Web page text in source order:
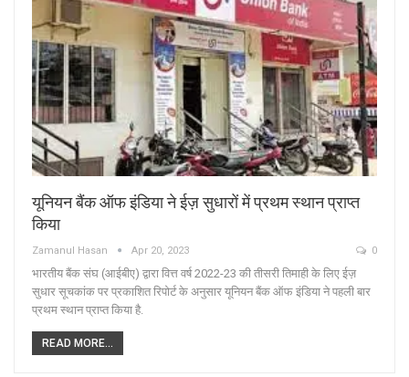
यूनियन बैंक ऑफ इंडिया ने ईज़ सुधारों में प्रथम स्थान प्राप्त
किया
Zamanul Hasan Apr 20, 2023 0
भारतीय बैंक संघ (आईबीए) द्वारा वित्त वर्ष 2022-23 की तीसरी तिमाही के लिए ईज़
सुधार सूचकांक पर प्रकाशित रिपोर्ट के अनुसार यूनियन बैंक ऑफ इंडिया ने पहली बार
प्रथम स्थान प्राप्त किया है.
READ MORE...